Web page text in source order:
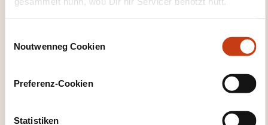
Noutwenneg Cookien
Preferenz-Cookien
Statistiken
Entspanung Hippotherapie
Kanner- a
Jugendpsychologie
Konschttherapie
Psychotherapie
Sozialpsychologie